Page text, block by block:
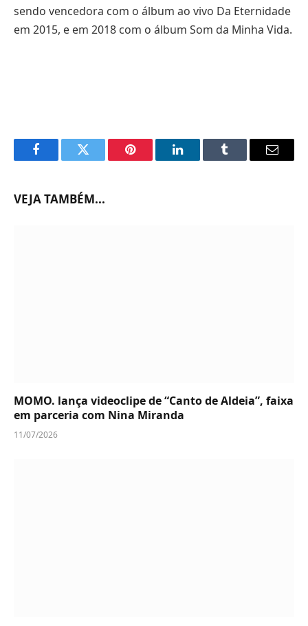
sendo vencedora com o álbum ao vivo Da Eternidade
em 2015, e em 2018 com o álbum Som da Minha Vida.
FacebookTwitter Pinterest LinkedInTumblr Email
VEJA TAMBÉM...
MOMO. lança videoclipe de “Canto de Aldeia”, faixa
em parceria com Nina Miranda
11/07/2026